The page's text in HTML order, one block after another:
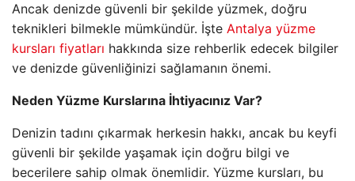
Ancak denizde güvenli bir şekilde yüzmek, doğru
teknikleri bilmekle mümkündür. İşte Antalya yüzme
kursları fiyatları hakkında size rehberlik edecek bilgiler
ve denizde güvenliğinizi sağlamanın önemi.
Neden Yüzme Kurslarına İhtiyacınız Var?
Denizin tadını çıkarmak herkesin hakkı, ancak bu keyfi
güvenli bir şekilde yaşamak için doğru bilgi ve
becerilere sahip olmak önemlidir. Yüzme kursları, bu